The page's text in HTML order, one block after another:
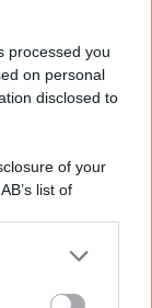
processed you
on personal
disclosed to
of your
list of
to third parties
8/2020 - RG N.
ALL’ANSO
ONLINE)